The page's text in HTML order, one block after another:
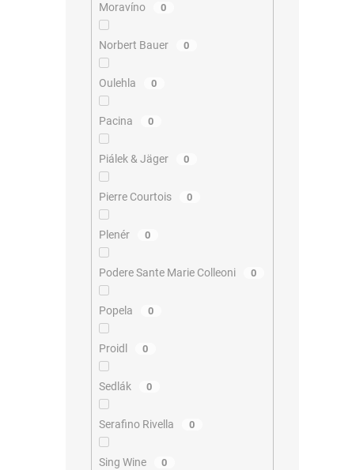
Moravíno 0
Norbert Bauer 0
Oulehla 0
Pacina 0
Piálek & Jäger 0
Pierre Courtois 0
Plenér 0
Podere Sante Marie Colleoni 0
Popela 0
Proidl 0
Sedlák 0
Serafino Rivella 0
Sing Wine 0